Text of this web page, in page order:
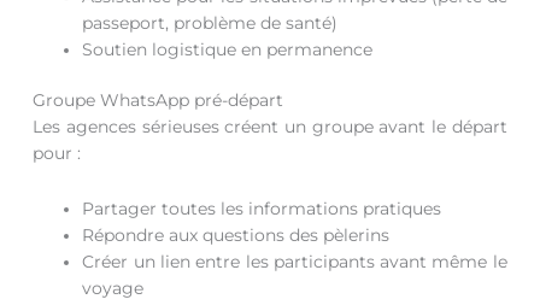
passeport, problème de santé)
Soutien logistique en permanence
Groupe WhatsApp pré-départ
Les agences sérieuses créent un groupe avant le départ
pour :
Partager toutes les informations pratiques
Répondre aux questions des pèlerins
Créer un lien entre les participants avant même le
voyage